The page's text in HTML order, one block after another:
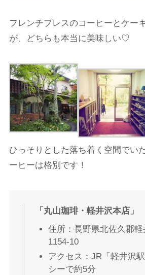
フレンチプレスのコーヒーとケー
が、どちらも本当に美味しい♡
ひっそりとした落ち着く空間でい
ーヒーは格別です！
「丸山珈琲・軽井沢本店」
住所：長野県北佐久郡
1154-10
アクセス：JR「軽井沢
シーで約5分